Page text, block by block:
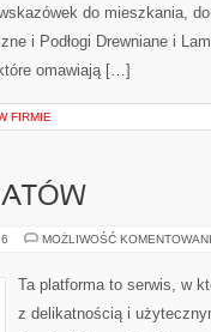
do mieszkania,
i Podłogi Drewniane i
omawiają […]
FIRMIE
MOŻLIWOŚĆ
Ta platforma to serwis, w
z delikatnością i